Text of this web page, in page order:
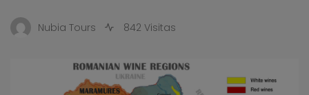
Nubia Tours 842 Visitas